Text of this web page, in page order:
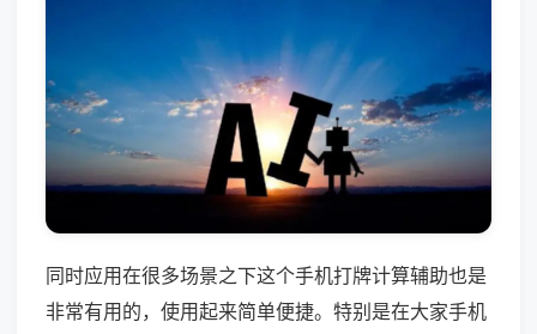
同时应用在很多场景之下这个手机打牌计算辅助也是
非常有用的，使用起来简单便捷。特别是在大家手机